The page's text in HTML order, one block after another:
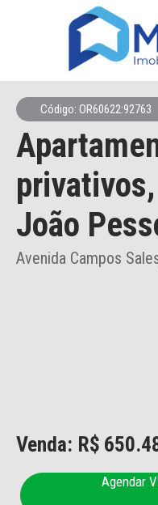
Código: OR60622:92763
privativos,
João
Avenida Campos
Venda: R$
Agendar